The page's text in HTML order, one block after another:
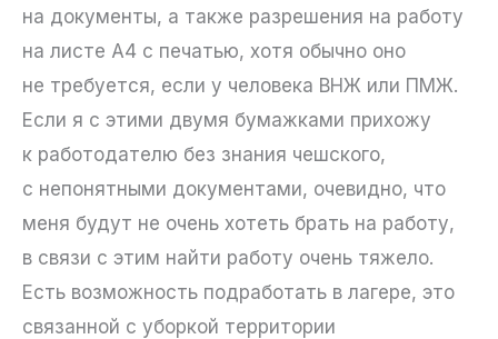
на документы, а также разрешения на работу
на листе А4 с печатью, хотя обычно оно
не требуется, если у человека ВНЖ или ПМЖ.
Если я с этими двумя бумажками прихожу
к работодателю без знания чешского,
с непонятными документами, очевидно, что
меня будут не очень хотеть брать на работу,
в связи с этим найти работу очень тяжело.
Есть возможность подработать в лагере, это
связанной с уборкой территории